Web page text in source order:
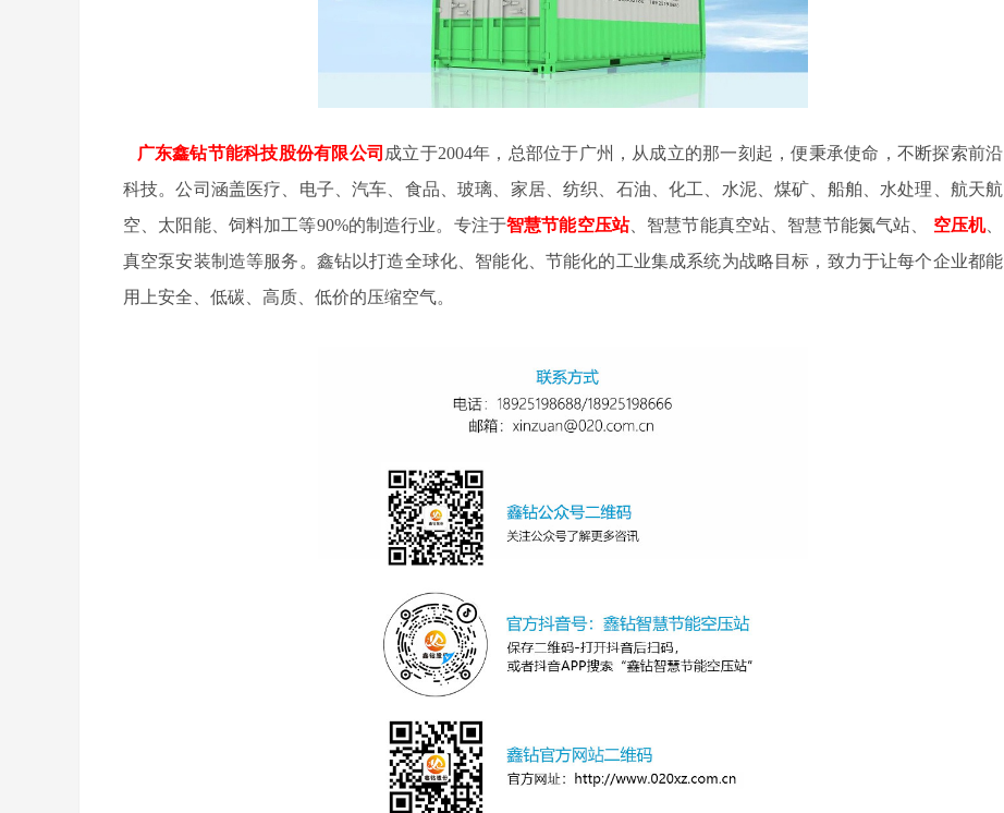
广东鑫钻节能科技股份有限公司 成立于2004年，总部位于广州，从成立的那一刻起，便秉承使命，不断探索前沿
科技。公司涵盖医疗、电子、汽车、食品、玻璃、家居、纺织、石油、化工、水泥、煤矿、船舶、水处理、航天航
空、太阳能、饲料加工等90%的制造行业。专注于智慧节能空压站、智慧节能真空站、智慧节能氮气站、 空压机、
真空泵安装制造等服务。鑫钻以打造全球化、智能化、节能化的工业集成系统为战略目标，致力于让每个企业都能
用上安全、低碳、高质、低价的压缩空气。